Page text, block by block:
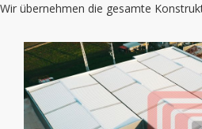
Wir übernehmen die gesamte